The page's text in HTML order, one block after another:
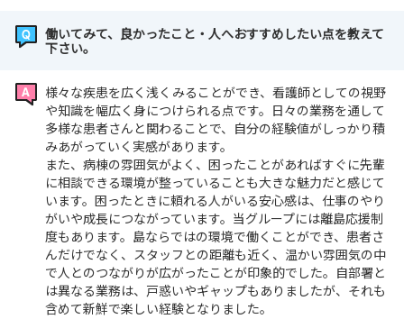
働いてみて、良かったこと・人へおすすめしたい点を教えて
下さい。
様々な疾患を広く浅くみることができ、看護師としての視野
や知識を幅広く身につけられる点です。日々の業務を通して
多様な患者さんと関わることで、自分の経験値がしっかり積
みあがっていく実感があります。
また、病棟の雰囲気がよく、困ったことがあればすぐに先輩
に相談できる環境が整っていることも大きな魅力だと感じて
います。困ったときに頼れる人がいる安心感は、仕事のやり
がいや成長につながっています。当グループには離島応援制
度もあります。島ならではの環境で働くことができ、患者さ
んだけでなく、スタッフとの距離も近く、温かい雰囲気の中
で人とのつながりが広がったことが印象的でした。自部署と
は異なる業務は、戸惑いやギャップもありましたが、それも
含めて新鮮で楽しい経験となりました。